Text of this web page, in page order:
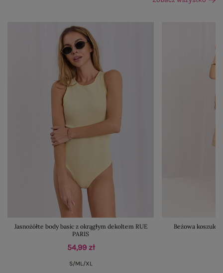
Jasnożółte body basic z okrągłym dekoltem RUE
PARIS
54,99 zł
S/ML/XL
Beżowa